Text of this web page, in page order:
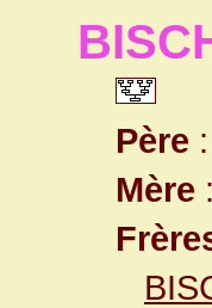
Père :
Mère :